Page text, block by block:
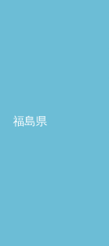
福島県